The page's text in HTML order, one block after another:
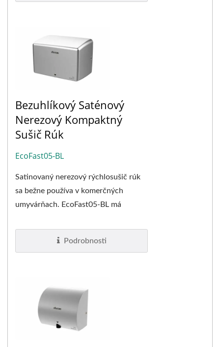
Bezuhlíkový Saténový
Nerezový Kompaktný
Sušič Rúk
EcoFast05-BL
Satinovaný nerezový rýchlosušič rúk
sa bežne používa v komerčných
umyvárňach. EcoFast05-BL má
úpravu....
Podrobnosti